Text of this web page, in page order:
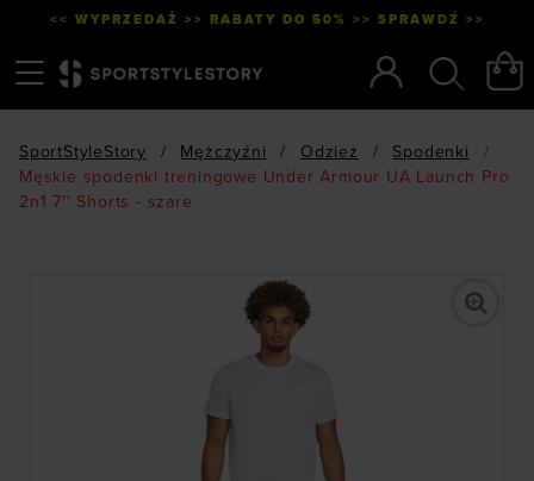
<< WYPRZEDAŻ >> RABATY DO 50% >> SPRAWDŹ >>
SportStyleStory / Mężczyźni / Odzież / Spodenki
/
Męskie spodenki treningowe Under Armour UA Launch Pro
2n1 7'' Shorts - szare